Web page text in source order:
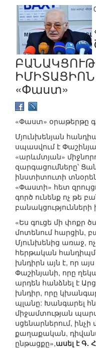
«Փաստ»
«Փաստ» օրաթերթը
Մյունխենյան
սպասվում է
«արևմտյան»
զարգացումները՝
ինստիտուտի
«Փաստի» հետ
գործ ունենք ոչ թե
«Ես գուցե մի փոքր
մոտենում հարցին,
Մյունխենից առաջ,
հերթական
խնդիրն այն է, որ այս
Փաշինյանի, որը
արդեն հանձնել է
խնդիր, որը
պլանը: Խանգարել
միջամտության
սցենարներում, ինչի
քաղաքական,
ընթացքը»,ասել է Գ.